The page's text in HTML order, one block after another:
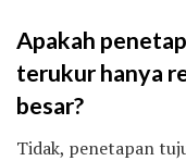
Apakah
terukur hanya
besar?
Tidak, penetapan